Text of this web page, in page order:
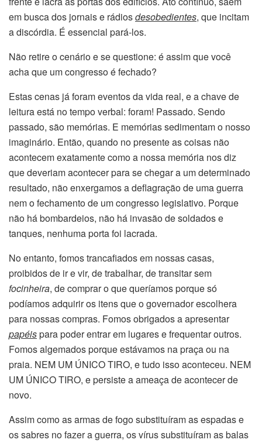
em busca dos jornais e rádiosdesobedientes, que incitam
a discórdia. É essencial pará-los.
Não retire o cenário e se questione: é assim que você
acha que um congresso é fechado?
Estas cenas já foram eventos da vida real, e a chave de
leitura está no tempo verbal: foram! Passado. Sendo
passado, são memórias. E memórias sedimentam o nosso
imaginário. Então, quando no presente as coisas não
acontecem exatamente como a nossa memória nos diz
que deveriam acontecer para se chegar a um determinado
resultado, não enxergamos a deflagração de uma guerra
nem o fechamento de um congresso legislativo. Porque
não há bombardeios, não há invasão de soldados e
tanques, nenhuma porta foi lacrada.
No entanto, fomos trancafiados em nossas casas,
proibidos de ir e vir, de trabalhar, de transitar sem
focinheira, de comprar o que queríamos porque só
podíamos adquirir os itens que o governador escolhera
para nossas compras. Fomos obrigados a apresentar
papéispara poder entrar em lugares e frequentar outros.
Fomos algemados porque estávamos na praça ou na
praia. NEM UM ÚNICO TIRO, e tudo isso aconteceu. NEM
UM ÚNICO TIRO, e persiste a ameaça de acontecer de
novo.
Assim como as armas de fogo substituíram as espadas e
os sabres no fazer a guerra, os vírus substituíram as balas